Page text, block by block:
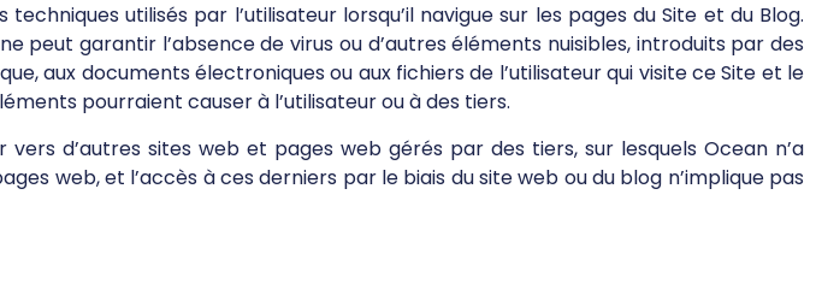
utilisés par l’utilisateur lorsqu’il navigue sur les pages du Site et du Blog.
garantir l’absence de virus ou d’autres éléments nuisibles, introduits par des
aux documents électroniques ou aux fichiers de l’utilisateur qui visite ce Site et le
pourraient causer à l’utilisateur ou à des tiers.
d’autres sites web et pages web gérés par des tiers, sur lesquels Ocean n’a
web, et l’accès à ces derniers par le biais du site web ou du blog n’implique pas